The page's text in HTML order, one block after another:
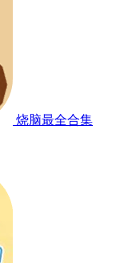
烧脑最全合集